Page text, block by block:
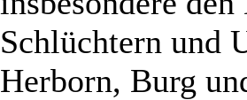
Schlüchtern und
Herborn, Burg